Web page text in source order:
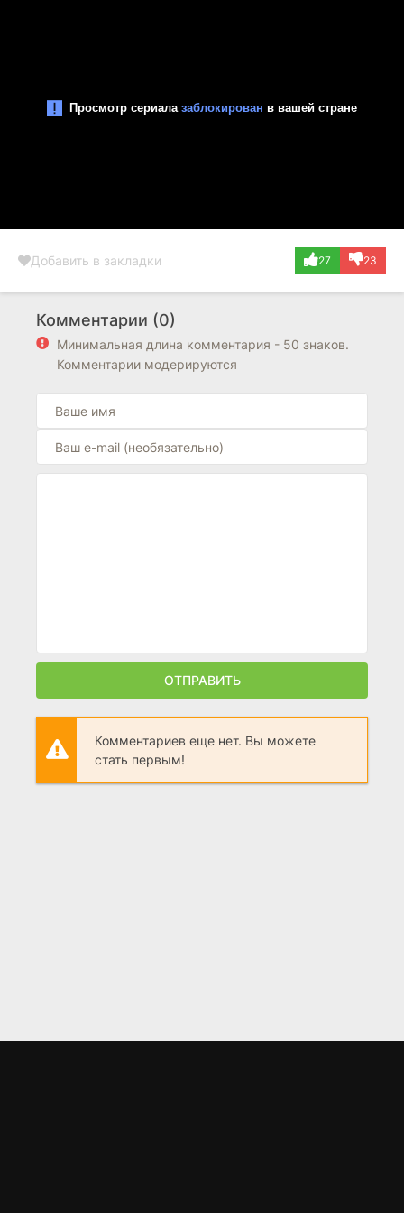
Добавить в закладки 27 23
Комментарии (0)
Минимальная длина комментария - 50 знаков.
Комментарии модерируются
ОТПРАВИТЬ
Комментариев еще нет. Вы можете
стать первым!